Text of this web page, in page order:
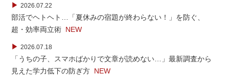
▶ 2026.07.22
部活でヘトヘト…「夏休みの宿題が終わらない！」を防ぐ、
超・効率両立術 NEW
▶ 2026.07.18
「うちの子、スマホばかりで文章が読めない…」最新調査から
見えた学力低下の防ぎ方 NEW